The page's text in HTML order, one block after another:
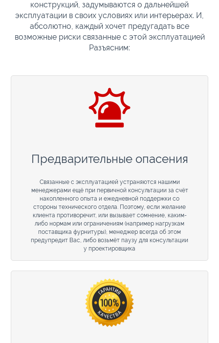
конструкций, задумываются о дальнейшей
эксплуатации в своих условиях или интерьерах. И,
абсолютно, каждый хочет предугадать все
возможные риски связанные с этой эксплуатацией
Разъясним:
Предварительные опасения
Связанные с эксплуатацией устраняются нашими
менеджерами ещё при первичной консультации за счёт
накопленного опыта и ежедневной поддержки со
стороны технического отдела. Поэтому, если желание
клиента противоречит, или вызывает сомнение, каким-
либо нормам или ограничениям (например нагрузкам
поставщика фурнитуры), менеджер всегда об этом
предупредит Вас, либо возьмёт паузу для консультации
у проектировщика